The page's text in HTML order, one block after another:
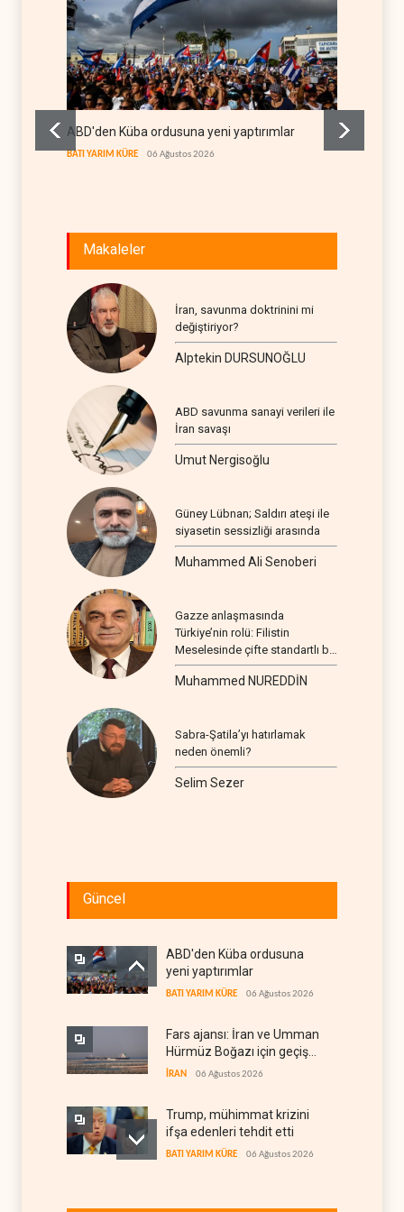
ABD'den Küba ordusuna yeni yaptırımlar
BATI YARIM KÜRE 06 Ağustos 2026
Makaleler
İran, savunma doktrinini mi
değiştiriyor?
Alptekin DURSUNOĞLU
ABD savunma sanayi verileri ile
İran savaşı
Umut Nergisoğlu
Güney Lübnan; Saldırı ateşi ile
siyasetin sessizliği arasında
Muhammed Ali Senoberi
Gazze anlaşmasında
Türkiye’nin rolü: Filistin
Meselesinde çifte standartlı bir
seyir
Muhammed NUREDDİN
Sabra-Şatila’yı hatırlamak
neden önemli?
Selim Sezer
Güncel
ABD'den Küba ordusuna
yeni yaptırımlar
BATI YARIM KÜRE 06 Ağustos 2026
Fars ajansı: İran ve Umman
Hürmüz Boğazı için geçiş
koridorlarında anlaştı
İRAN 06 Ağustos 2026
Trump, mühimmat krizini
ifşa edenleri tehdit etti
BATI YARIM KÜRE 06 Ağustos 2026